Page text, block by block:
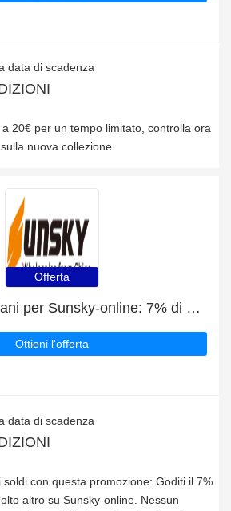
data di scadenza
20€ per un tempo limitato, controlla ora
nuova collezione
Offerta
Risparmi quotidiani per Sunsky-online: 7% di sconto, omaggi e altro
Ottieni l'offerta
data di scadenza
con questa promozione: Goditi il 7%
altro su Sunsky-online. Nessun